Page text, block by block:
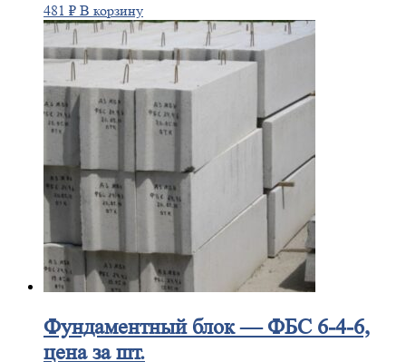
481 ₽ В корзину
Фундаментныйблок — ФБС 6-4-6,
цена за шт.